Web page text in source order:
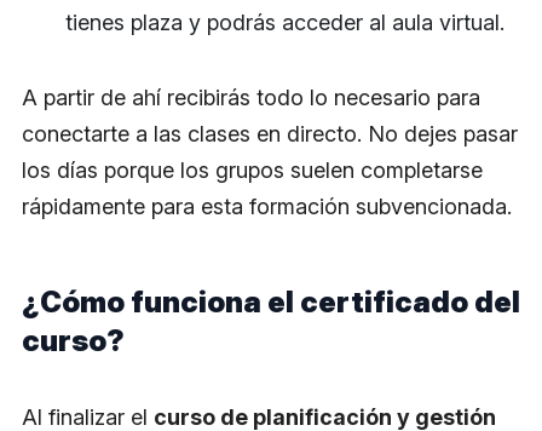
tienes plaza y podrás acceder al aula virtual.
A partir de ahí recibirás todo lo necesario para
conectarte a las clases en directo. No dejes pasar
los días porque los grupos suelen completarse
rápidamente para esta formación subvencionada.
¿Cómo funciona el certificado del
curso?
Al finalizar el curso de planificación y gestión